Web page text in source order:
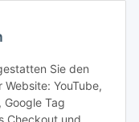
Sie den
YouTube,
Google Tag
widerruflich
Abonnieren